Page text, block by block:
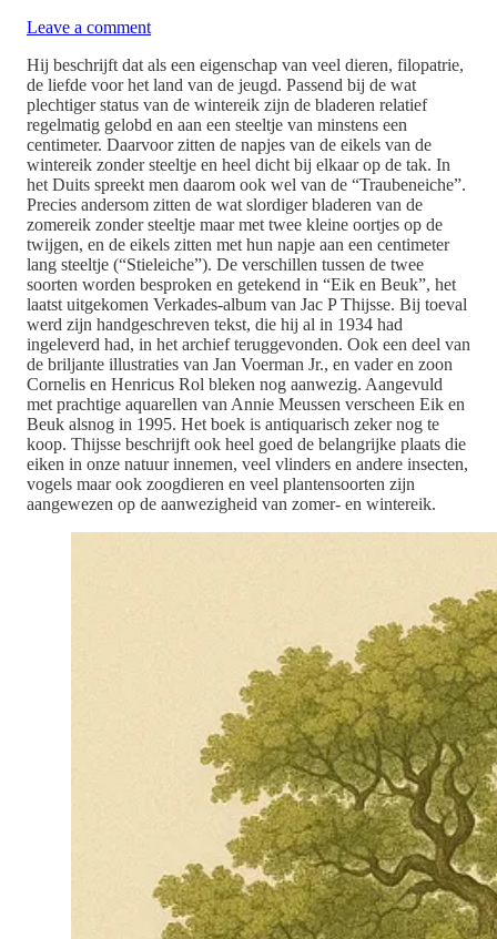
Leave a comment
Hij beschrijft dat als een eigenschap van veel dieren, filopatrie,
de liefde voor het land van de jeugd. Passend bij de wat
plechtiger status van de wintereik zijn de bladeren relatief
regelmatig gelobd en aan een steeltje van minstens een
centimeter. Daarvoor zitten de napjes van de eikels van de
wintereik zonder steeltje en heel dicht bij elkaar op de tak. In
het Duits spreekt men daarom ook wel van de “Traubeneiche”.
Precies andersom zitten de wat slordiger bladeren van de
zomereik zonder steeltje maar met twee kleine oortjes op de
twijgen, en de eikels zitten met hun napje aan een centimeter
lang steeltje (“Stieleiche”). De verschillen tussen de twee
soorten worden besproken en getekend in “Eik en Beuk”, het
laatst uitgekomen Verkades-album van Jac P Thijsse. Bij toeval
werd zijn handgeschreven tekst, die hij al in 1934 had
ingeleverd had, in het archief teruggevonden. Ook een deel van
de briljante illustraties van Jan Voerman Jr., en vader en zoon
Cornelis en Henricus Rol bleken nog aanwezig. Aangevuld
met prachtige aquarellen van Annie Meussen verscheen Eik en
Beuk alsnog in 1995. Het boek is antiquarisch zeker nog te
koop. Thijsse beschrijft ook heel goed de belangrijke plaats die
eiken in onze natuur innemen, veel vlinders en andere insecten,
vogels maar ook zoogdieren en veel plantensoorten zijn
aangewezen op de aanwezigheid van zomer- en wintereik.